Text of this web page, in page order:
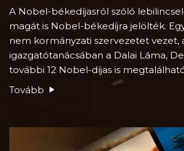
A Nobel-békedíjasról szóló
magát is Nobel-békedíjra jelölték.
nem kormányzati szervezetet vezet,
igazgatótanácsában a Dalai Láma,
további 12 Nobel-díjas is
Tovább